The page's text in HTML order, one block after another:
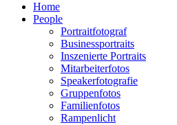
Home
People
Portraitfotograf
Businessportraits
Inszenierte Portraits
Mitarbeiterfotos
Speakerfotografie
Gruppenfotos
Familienfotos
Rampenlicht